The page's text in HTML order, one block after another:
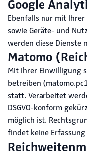
Google
Ebenfalls nur mit Ihrer
sowie Geräte- und
werden diese Dienste
Matomo
Mit Ihrer Einwilligung
betreiben
statt. Verarbeitet
DSGVO-konform
möglich ist.
findet keine